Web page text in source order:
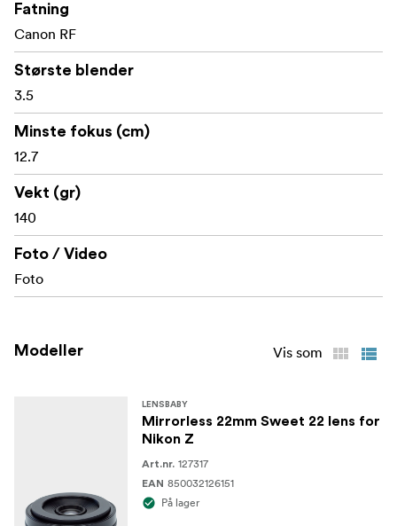
Fokustype: Manuell fokusering
Diagonal synsvinkel: Fullformat: 90°; APS-C (1,5x):
64°
Blenderlameller: Ingen
Elementer/grupper: Soneplate: 4 elementer / 2
grupper
Belegg: Bredbånds multibelagt antirefleksbelegg
Fatning
Canon RF
Største blender
3.5
Minste fokus (cm)
12.7
Vekt (gr)
140
Foto / Video
Foto
Modeller Vis som
LENSBABY
Mirrorless 22mm Sweet 22 lens for
Nikon Z
Art.nr. 127317
EAN 850032126151
På lager